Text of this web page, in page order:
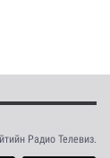
Радио Телевиз.